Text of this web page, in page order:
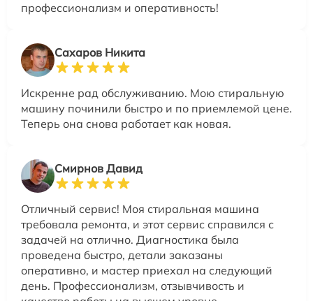
профессионализм и оперативность!
Сахаров Никита
Искренне рад обслуживанию. Мою стиральную
машину починили быстро и по приемлемой цене.
Теперь она снова работает как новая.
Смирнов Давид
Отличный сервис! Моя стиральная машина
требовала ремонта, и этот сервис справился с
задачей на отлично. Диагностика была
проведена быстро, детали заказаны
оперативно, и мастер приехал на следующий
день. Профессионализм, отзывчивость и